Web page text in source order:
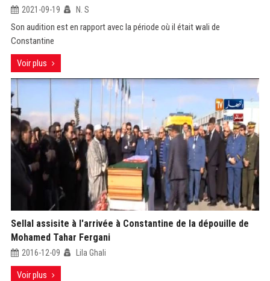
2021-09-19 N. S
Son audition est en rapport avec la période où il était wali de
Constantine
Voir plus
Sellal assisite à l'arrivée à Constantine de la dépouille de
Mohamed Tahar Fergani
2016-12-09 Lila Ghali
Voir plus